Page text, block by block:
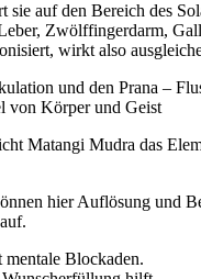
sie auf den Bereich des
Zwölffingerdarm,
wirkt also
und den Prana –
von Körper und Geist
Matangi Mudra das
hier Auflösung und
mentale Blockaden.